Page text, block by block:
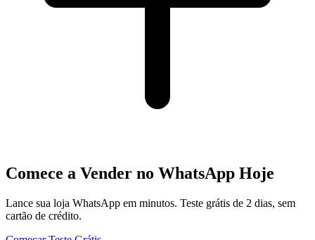
Comece a Vender no WhatsApp Hoje
Lance sua loja WhatsApp em minutos. Teste grátis de 2 dias, sem
cartão de crédito.